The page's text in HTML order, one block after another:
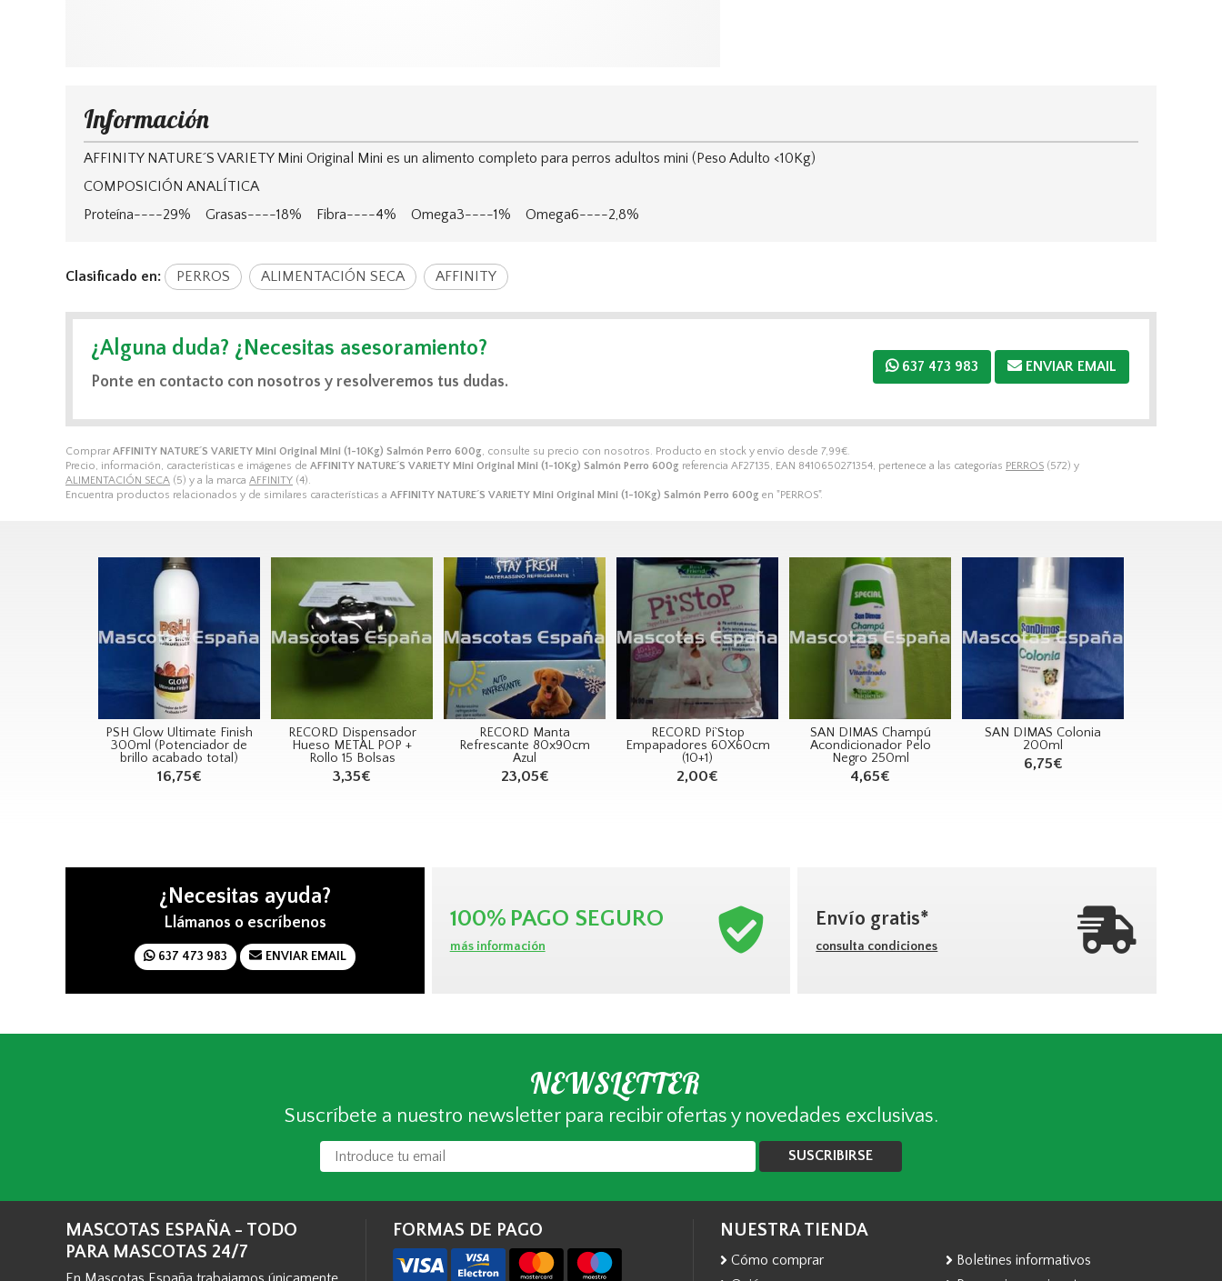
Comprar AFFINITY NATURE´S VARIETY Mini Original Mini (1-10Kg) Salmón Perro 600g, consulte su precio con nosotros. Producto en stock y envío desde 7,99€.
Precio, información, características e imágenes de AFFINITY NATURE´S VARIETY Mini Original Mini (1-10Kg) Salmón Perro 600g referencia AF27135, EAN 8410650271354, pertenece a las categorías PERROS (572) y
ALIMENTACIÓN SECA (5) y a la marca AFFINITY (4).
Encuentra productos relacionados y de similares características a AFFINITY NATURE´S VARIETY Mini Original Mini (1-10Kg) Salmón Perro 600g en "PERROS".
Información
AFFINITY NATURE´S VARIETY Mini Original Mini es un alimento completo para perros adultos mini (Peso Adulto <10Kg)
COMPOSICIÓN ANALÍTICA
Proteína----29% Grasas----18% Fibra----4% Omega3----1% Omega6----2,8%
Clasificado en: PERROS ALIMENTACIÓN SECA AFFINITY
¿Alguna duda? ¿Necesitas asesoramiento?
Ponte en contacto con nosotros y resolveremos tus dudas.
637 473 983 ENVIAR EMAIL
PSH Glow Ultimate Finish
300ml (Potenciador de
brillo acabado total)
16,75€
RECORD Dispensador
Hueso METAL POP +
Rollo 15 Bolsas
3,35€
RECORD Manta
Refrescante 80x90cm
Azul
23,05€
RECORD Pi`Stop
Empapadores 60X60cm
(10+1)
2,00€
SAN DIMAS Champú
Acondicionador Pelo
Negro 250ml
4,65€
SAN DIMAS Colonia
200ml
6,75€
¿Necesitas ayuda?
Llámanos o escríbenos
637 473 983 ENVIAR EMAIL
100% PAGO SEGURO
más información
Envío gratis*
consulta condiciones
NEWSLETTER
Suscríbete a nuestro newsletter para recibir ofertas y novedades exclusivas.
SUSCRIBIRSE
MASCOTAS ESPAÑA - TODO
PARA MASCOTAS 24/7
FORMAS DE PAGO NUESTRA TIENDA
Cómo comprar
Boletines informativos